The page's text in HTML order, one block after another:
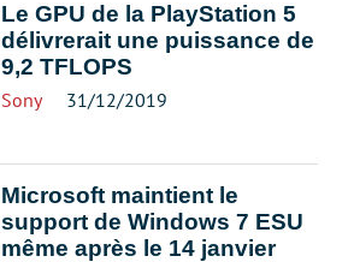
Le GPU de la PlayStation 5
délivrerait une puissance de
9,2 TFLOPS
Sony 31/12/2019
Microsoft maintient le
support de Windows 7 ESU
même après le 14 janvier